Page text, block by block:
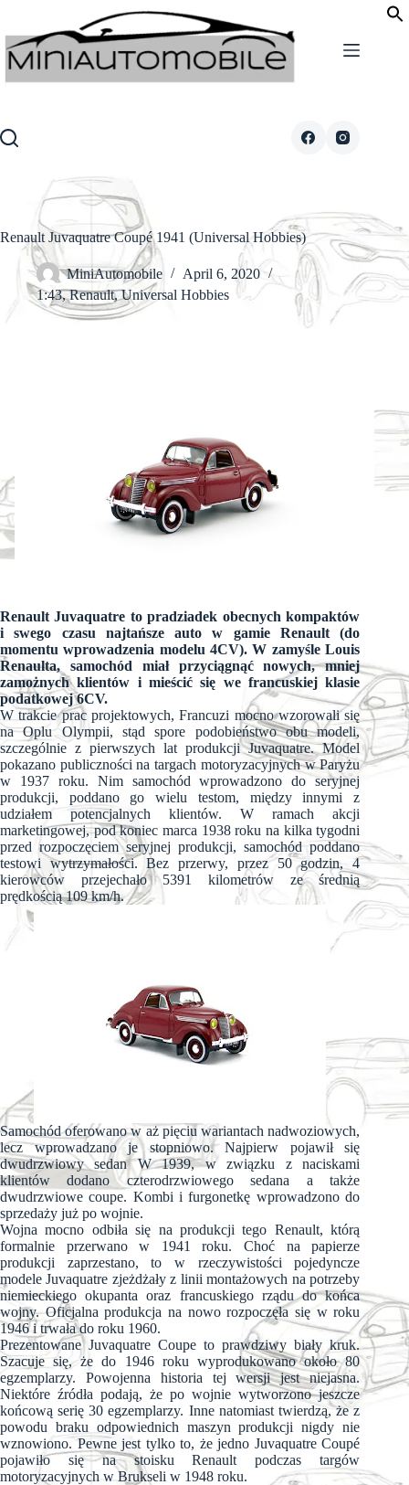
content
Renault Juvaquatre Coupé 1941 (Universal Hobbies)
MiniAutomobile
April 6, 2020
1:43,Renault,Universal Hobbies
Renault Juvaquatre to pradziadek obecnych kompaktów
i swego czasu najtańsze auto w gamie Renault (do
momentu wprowadzenia modelu 4CV). W zamyśle Louis
Renaulta, samochód miał przyciągnąć nowych, mniej
zamożnych klientów i mieścić się we francuskiej klasie
podatkowej 6CV.
W trakcie prac projektowych, Francuzi mocno wzorowali się
na Oplu Olympii, stąd spore podobieństwo obu modeli,
szczególnie z pierwszych lat produkcji Juvaquatre. Model
pokazano publiczności na targach motoryzacyjnych w Paryżu
w 1937 roku. Nim samochód wprowadzono do seryjnej
produkcji, poddano go wielu testom, między innymi z
udziałem potencjalnych klientów. W ramach akcji
marketingowej, pod koniec marca 1938 roku na kilka tygodni
przed rozpoczęciem seryjnej produkcji, samochód poddano
testowi wytrzymałości. Bez przerwy, przez 50 godzin, 4
kierowców przejechało 5391 kilometrów ze średnią
prędkością 109 km/h.
Samochód oferowano w aż pięciu wariantach nadwoziowych,
lecz wprowadzano je stopniowo. Najpierw pojawił się
dwudrzwiowy sedan W 1939, w związku z naciskami
klientów dodano czterodrzwiowego sedana a także
dwudrzwiowe coupe. Kombi i furgonetkę wprowadzono do
sprzedaży już po wojnie.
Wojna mocno odbiła się na produkcji tego Renault, którą
formalnie przerwano w 1941 roku. Choć na papierze
produkcji zaprzestano, to w rzeczywistości pojedyncze
modele Juvaquatre zjeżdżały z linii montażowych na potrzeby
niemieckiego okupanta oraz francuskiego rządu do końca
wojny. Oficjalna produkcja na nowo rozpoczęła się w roku
1946 i trwała do roku 1960.
Prezentowane Juvaquatre Coupe to prawdziwy biały kruk.
Szacuje się, że do 1946 roku wyprodukowano około 80
egzemplarzy. Powojenna historia tej wersji jest niejasna.
Niektóre źródła podają, że po wojnie wytworzono jeszcze
końcową serię 30 egzemplarzy. Inne natomiast twierdzą, że z
powodu braku odpowiednich maszyn produkcji nigdy nie
wznowiono. Pewne jest tylko to, że jedno Juvaquatre Coupé
pojawiło się na stoisku Renault podczas targów
motoryzacyjnych w Brukseli w 1948 roku.